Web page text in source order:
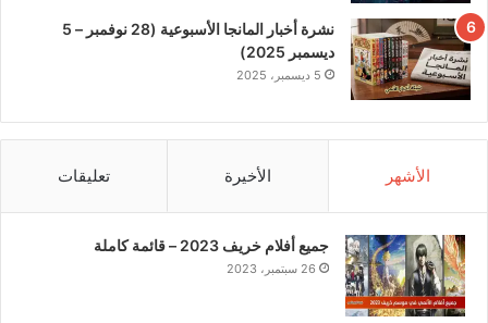
نشرة أخبار المانجا الأسبوعية (28 نوفمبر – 5
ديسمبر 2025)
5 ديسمبر، 2025
الأشهر الأخيرة تعليقات
جميع أفلام خريف 2023 – قائمة كاملة
26 سبتمبر، 2023